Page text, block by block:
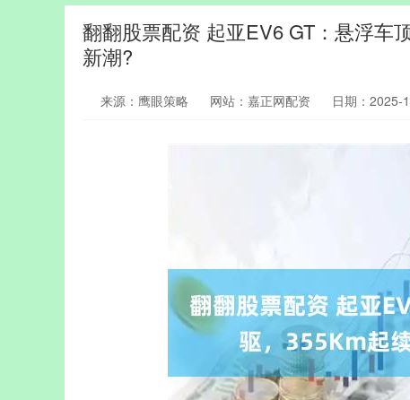
翻翻股票配资 起亚EV6 GT：悬浮车
新潮?
来源：鹰眼策略 网站：嘉正网配资 日期：2025-